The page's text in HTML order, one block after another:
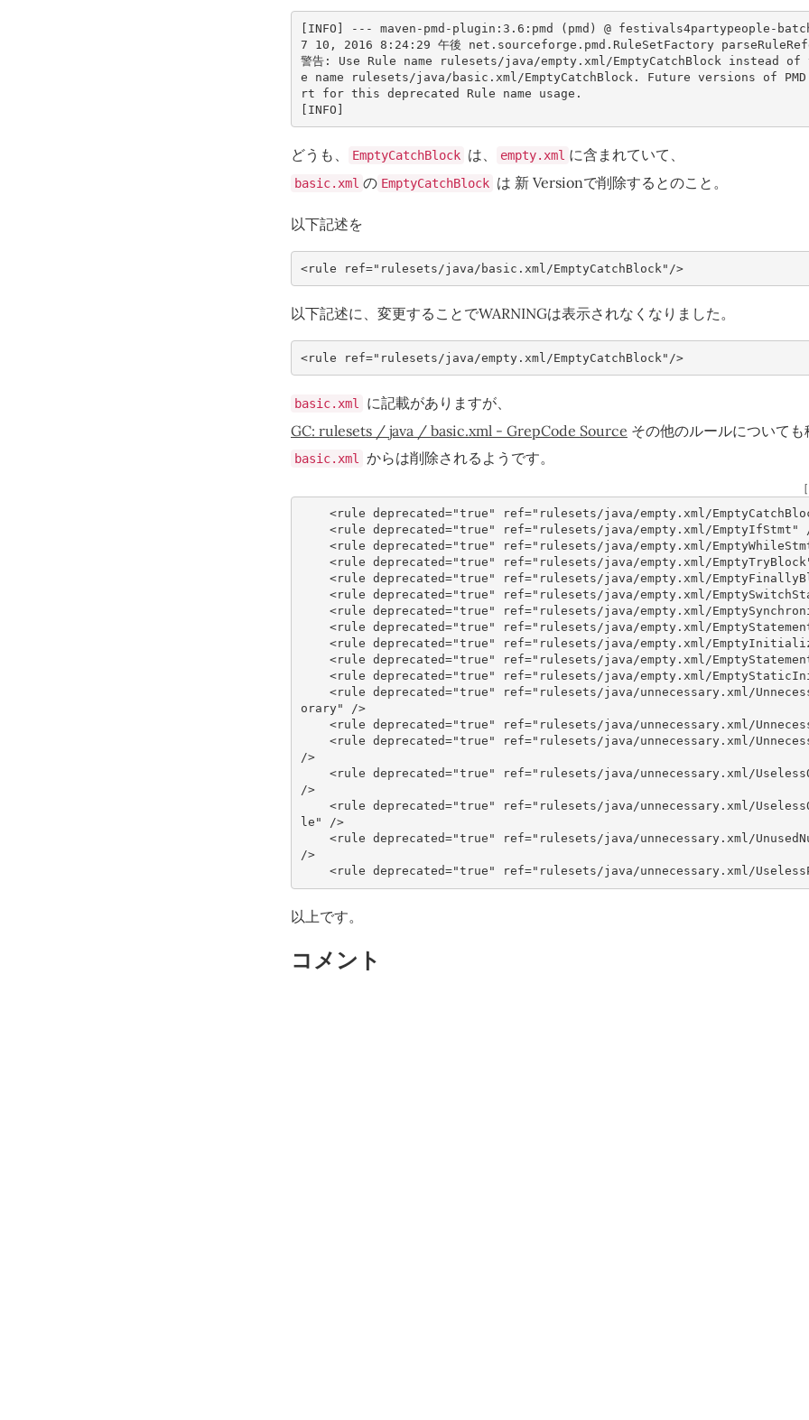
[INFO] --- maven-pmd-plugin:3.6:pmd (pmd) @ festivals4partypeople-
7 10, 2016 8:24:29 午後 net.sourceforge.pmd.RuleSetFactory
警告: Use Rule name rulesets/java/empty.xml/EmptyCatchBlock instead of
e name rulesets/java/basic.xml/EmptyCatchBlock. Future versions of
rt for this deprecated Rule name usage.
どうも、 EmptyCatchBlock は、 empty.xml に含まれていて、
basic.xml の EmptyCatchBlock は 新 Versionで削除するとのこと。
以下記述を
<rule ref="rulesets/java/basic.xml/EmptyCatchBlock"/>
以下記述に、変更することでWARNINGは表示されなくなりました。
<rule ref="rulesets/java/empty.xml/EmptyCatchBlock"/>
basic.xml
に記載がありますが、
GC: rulesets / java / basic.xml - GrepCode Source その他のルールについて
basic.xml からは削除されるようです。
<rule deprecated="true" ref="rulesets/java/empty.xml/
<rule deprecated="true" ref="rulesets/java/empty.xml/EmptyIfStmt"
<rule deprecated="true" ref="rulesets/java/empty.xml/
<rule deprecated="true" ref="rulesets/java/empty.xml/
<rule deprecated="true" ref="rulesets/java/empty.xml/
<rule deprecated="true" ref="rulesets/java/empty.xml/
<rule deprecated="true" ref="rulesets/java/empty.xml/
<rule deprecated="true" ref="rulesets/java/empty.xml/
<rule deprecated="true" ref="rulesets/java/empty.xml/
<rule deprecated="true" ref="rulesets/java/empty.xml/
<rule deprecated="true" ref="rulesets/java/empty.xml/
<rule deprecated="true" ref="rulesets/java/unnecessary.xml/
orary"
/>
<rule deprecated="true" ref="rulesets/java/unnecessary.xml/
<rule deprecated="true" ref="rulesets/java/unnecessary.xml/
/>
<rule deprecated="true" ref="rulesets/java/unnecessary.xml/
/>
<rule deprecated="true" ref="rulesets/java/unnecessary.xml/
le"
/>
<rule deprecated="true" ref="rulesets/java/unnecessary.xml/
/>
<rule deprecated="true" ref="rulesets/java/unnecessary.xml/
以上です。
コメント